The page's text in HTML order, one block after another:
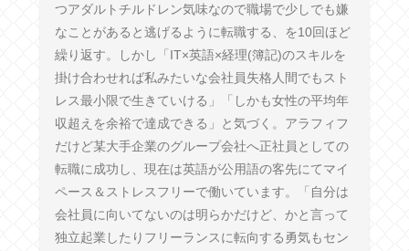
つアダルトチルドレン気味なので職場で少しでも嫌
なことがあると逃げるように転職する、を10回ほど
繰り返す。しかし「IT×英語×経理(簿記)のスキルを
掛け合わせれば私みたいな会社員失格人間でもスト
レス最小限で生きていける」「しかも女性の平均年
収超えを余裕で達成できる」と気づく。アラフィフ
だけど某大手企業のグループ会社へ正社員としての
転職に成功し、現在は英語が公用語の客先にてマイ
ペース＆ストレスフリーで働いています。「自分は
会社員に向いてないのは明らかだけど、かと言って
独立起業したりフリーランスに転向する勇気もセン